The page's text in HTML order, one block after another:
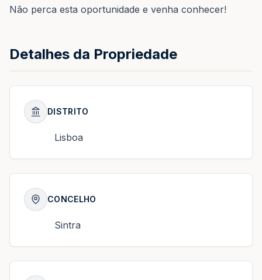
Não perca esta oportunidade e venha conhecer!
Detalhes da Propriedade
DISTRITO
Lisboa
CONCELHO
Sintra